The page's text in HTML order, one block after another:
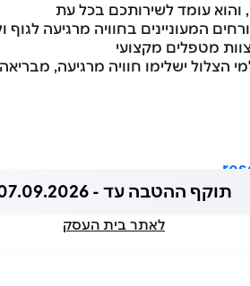
והוא עומד לשירותכם בכל עת
המעוניינים בחוויה מרגיעה לגוף
מטפלים מקצועי
הצלול ישלימו חוויה מרגיעה,
תוקף ההטבה עד - 07.09.2026
לאתר בית העסק